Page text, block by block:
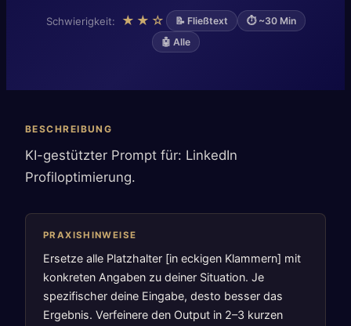
Schwierigkeit: ★★☆ 📝 Fließtext
⏱ ~30 Min
🤖 Alle
BESCHREIBUNG
KI-gestützter Prompt für: LinkedIn
Profiloptimierung.
PRAXISHINWEISE
Ersetze alle Platzhalter [in eckigen Klammern] mit
konkreten Angaben zu deiner Situation. Je
spezifischer deine Eingabe, desto besser das
Ergebnis. Verfeinere den Output in 2–3 kurzen